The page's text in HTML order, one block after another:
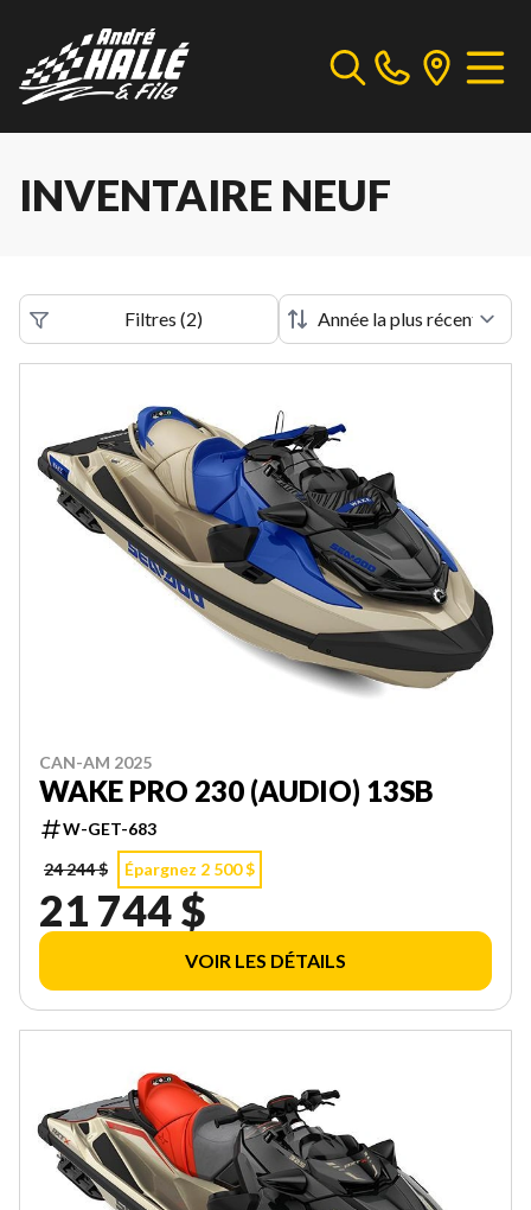
INVENTAIRE NEUF
Filtres (2)
CAN-AM 2025
WAKE PRO 230 (AUDIO) 13SB
W-GET-683
24 244 $
Épargnez 2 500 $
21 744 $
VOIR LES DÉTAILS